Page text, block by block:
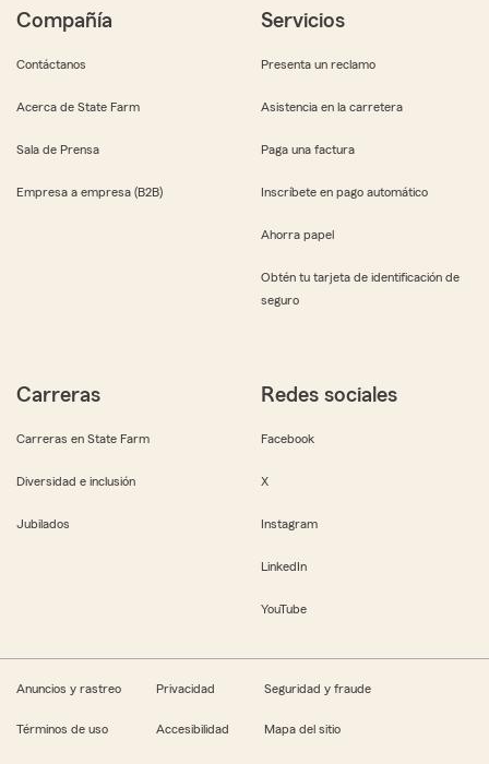
Compañía
Contáctanos
Acerca de State Farm
Sala de Prensa
Empresa a empresa (B2B)
Servicios
Presenta un reclamo
Asistencia en la carretera
Paga una factura
Inscríbete en pago automático
Ahorra papel
Obtén tu tarjeta de identificación de
seguro
Carreras
Carreras en State Farm
Diversidad e inclusión
Jubilados
Redes sociales
Facebook
X
Instagram
LinkedIn
YouTube
Anuncios y rastreo Privacidad Seguridad y fraude
Términos de uso Accesibilidad Mapa del sitio